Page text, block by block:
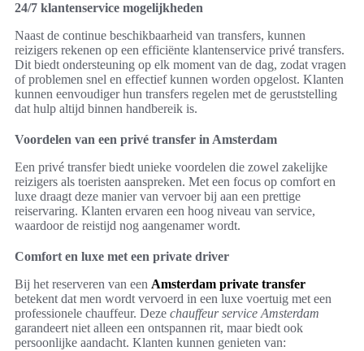
24/7 klantenservice mogelijkheden
Naast de continue beschikbaarheid van transfers, kunnen
reizigers rekenen op een efficiënte klantenservice privé transfers.
Dit biedt ondersteuning op elk moment van de dag, zodat vragen
of problemen snel en effectief kunnen worden opgelost. Klanten
kunnen eenvoudiger hun transfers regelen met de geruststelling
dat hulp altijd binnen handbereik is.
Voordelen van een privé transfer in Amsterdam
Een privé transfer biedt unieke voordelen die zowel zakelijke
reizigers als toeristen aanspreken. Met een focus op comfort en
luxe draagt deze manier van vervoer bij aan een prettige
reiservaring. Klanten ervaren een hoog niveau van service,
waardoor de reistijd nog aangenamer wordt.
Comfort en luxe met een private driver
Bij het reserveren van een Amsterdam private transfer
betekent dat men wordt vervoerd in een luxe voertuig met een
professionele chauffeur. Deze chauffeur service Amsterdam
garandeert niet alleen een ontspannen rit, maar biedt ook
persoonlijke aandacht. Klanten kunnen genieten van: